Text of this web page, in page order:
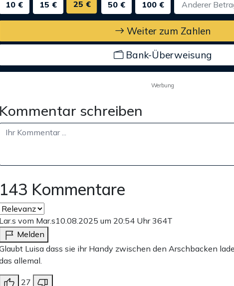
10 €
15 € 25 € 50 € 100 €
Weiter zum Zahlen
Bank-Überweisung
Werbung
Kommentar schreiben
143 Kommentare
Lar.s vom Mar.s10.08.2025 um 20:54 Uhr364T
Melden
Luisa dass sie ihr Handy zwischen den Arschbacken
allemal.
27